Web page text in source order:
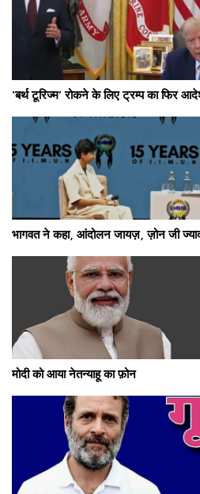
‘बर्थ टूरिज्म’ रोकने के लिए ट्रम्प का फिर
भागवत ने कहा, आंदोलन जायज़, ज़ोन जी
मोदी को आया नेतन्याहू का फ़ोन